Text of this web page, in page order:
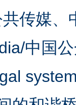
传媒
中国